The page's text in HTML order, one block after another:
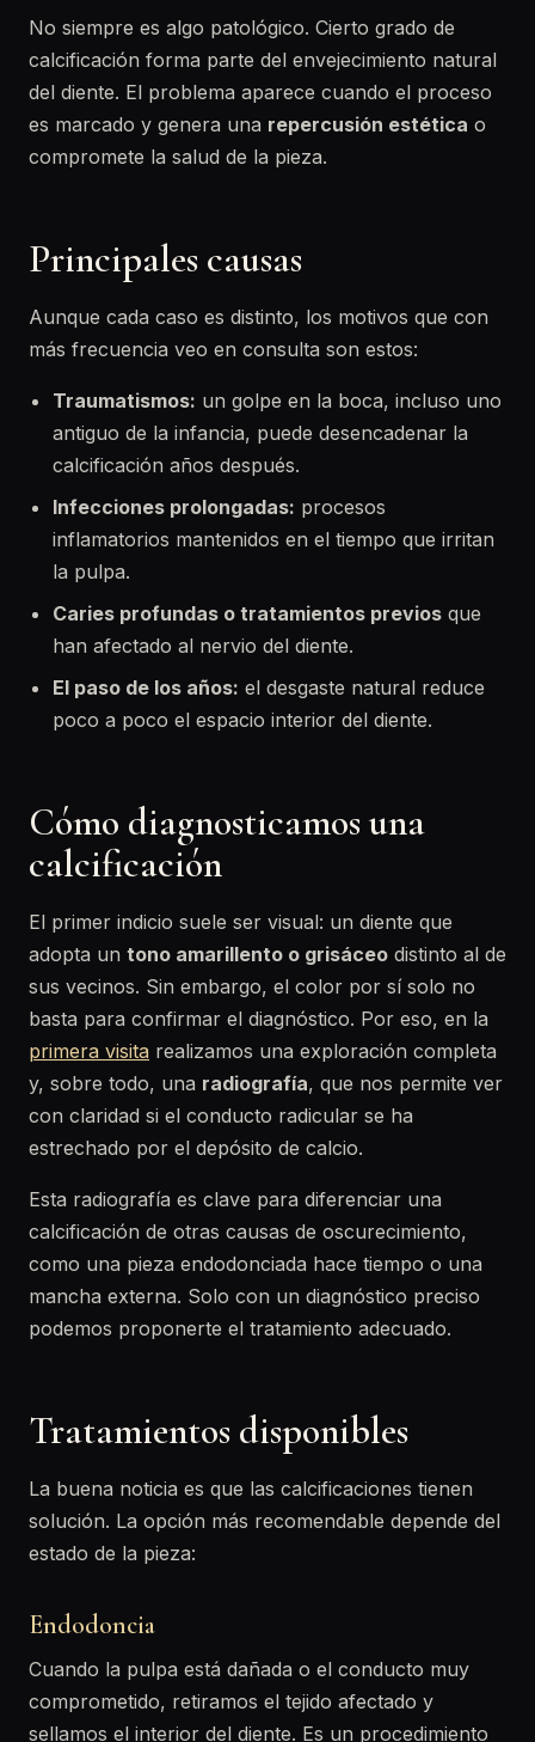
No siempre es algo patológico. Cierto grado de
calcificación forma parte del envejecimiento natural
del diente. El problema aparece cuando el proceso
es marcado y genera una repercusión estética o
compromete la salud de la pieza.
Principales causas
Aunque cada caso es distinto, los motivos que con
más frecuencia veo en consulta son estos:
Traumatismos: un golpe en la boca, incluso uno
antiguo de la infancia, puede desencadenar la
calcificación años después.
Infecciones prolongadas: procesos
inflamatorios mantenidos en el tiempo que irritan
la pulpa.
Caries profundas o tratamientos previos que
han afectado al nervio del diente.
El paso de los años: el desgaste natural reduce
poco a poco el espacio interior del diente.
Cómo diagnosticamos una
calcificación
El primer indicio suele ser visual: un diente que
adopta un tono amarillento o grisáceo distinto al de
sus vecinos. Sin embargo, el color por sí solo no
basta para confirmar el diagnóstico. Por eso, en la
primera visita realizamos una exploración completa
y, sobre todo, una radiografía, que nos permite ver
con claridad si el conducto radicular se ha
estrechado por el depósito de calcio.
Esta radiografía es clave para diferenciar una
calcificación de otras causas de oscurecimiento,
como una pieza endodonciada hace tiempo o una
mancha externa. Solo con un diagnóstico preciso
podemos proponerte el tratamiento adecuado.
Tratamientos disponibles
La buena noticia es que las calcificaciones tienen
solución. La opción más recomendable depende del
estado de la pieza:
Endodoncia
Cuando la pulpa está dañada o el conducto muy
comprometido, retiramos el tejido afectado y
sellamos el interior del diente. Es un procedimiento